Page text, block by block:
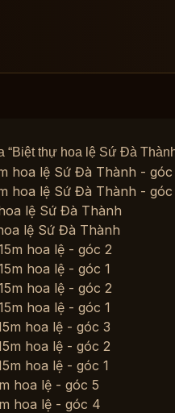
“Biệt thự hoa lệ Sứ Đà